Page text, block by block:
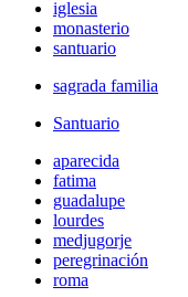
iglesia
monasterio
santuario
sagrada familia
Santuario
aparecida
fatima
guadalupe
lourdes
medjugorje
peregrinación
roma